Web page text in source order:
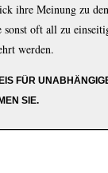
ihre Meinung zu
sonst oft all zu
werden.
FÜR
SIE.